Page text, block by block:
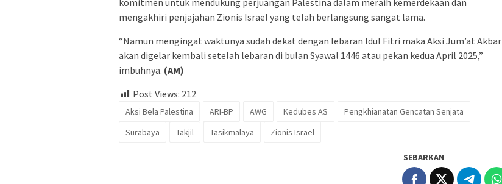
mengakhiri penjajahan Zionis Israel yang telah berlangsung sangat lama.
“Namun mengingat waktunya sudah dekat dengan lebaran Idul Fitri maka Aksi Jum’at Akbar
akan digelar kembali setelah lebaran di bulan Syawal 1446 atau pekan kedua April 2025,”
imbuhnya. (AM)
Post Views: 212
Aksi Bela Palestina ARI-BP AWG Kedubes AS
Pengkhianatan Gencatan Senjata
Surabaya
Takjil Tasikmalaya Zionis Israel
SEBARKAN